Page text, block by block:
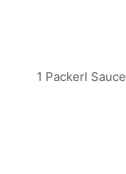
1 Packerl